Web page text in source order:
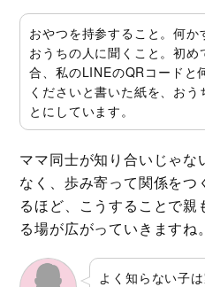
おやつを持参すること。何か
おうちの人に聞くこと。初め
合、私のLINEのQRコードと
くださいと書いた紙を、おう
とにしています。
ママ同士が知り合いじゃ
なく、歩み寄って関係を
るほど、こうすることで
る場が広がっていきますね。
よく知らない子